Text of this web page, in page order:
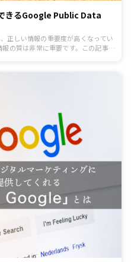
きるGoogle Public Data
正しい情報の重要度が高くなってい
の質は非常に重要です。この記事で
いマーケターの方は利用をおすすめ
い。